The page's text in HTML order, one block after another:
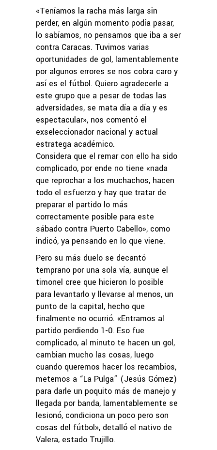
«Teníamos la racha más larga sin
perder, en algún momento podía pasar,
lo sabíamos, no pensamos que iba a ser
contra Caracas. Tuvimos varias
oportunidades de gol, lamentablemente
por algunos errores se nos cobra caro y
así es el fútbol. Quiero agradecerle a
este grupo que a pesar de todas las
adversidades, se mata día a día y es
espectacular», nos comentó el
exseleccionador nacional y actual
estratega académico.
Considera que el remar con ello ha sido
complicado, por ende no tiene «nada
que reprochar a los muchachos, hacen
todo el esfuerzo y hay que tratar de
preparar el partido lo más
correctamente posible para este
sábado contra Puerto Cabello», como
indicó, ya pensando en lo que viene.
Pero su más duelo se decantó
temprano por una sola vía, aunque el
timonel cree que hicieron lo posible
para levantarlo y llevarse al menos, un
punto de la capital, hecho que
finalmente no ocurrió. «Entramos al
partido perdiendo 1-0. Eso fue
complicado, al minuto te hacen un gol,
cambian mucho las cosas, luego
cuando queremos hacer los recambios,
metemos a “La Pulga” (Jesús Gómez)
para darle un poquito más de manejo y
llegada por banda, lamentablemente se
lesionó, condiciona un poco pero son
cosas del fútbol», detalló el nativo de
Valera, estado Trujillo.